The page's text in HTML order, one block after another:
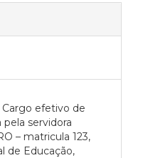
Cargo efetivo de
pela servidora
– matricula 123,
de Educação,